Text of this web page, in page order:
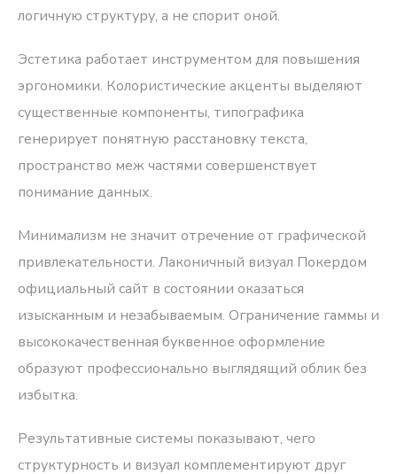
логичную структуру, а не спорит оной.
Эстетика работает инструментом для повышения
эргономики. Колористические акценты выделяют
существенные компоненты, типографика
генерирует понятную расстановку текста,
пространство меж частями совершенствует
понимание данных.
Минимализм не значит отречение от графической
привлекательности. Лаконичный визуал Покердом
официальный сайт в состоянии оказаться
изысканным и незабываемым. Ограничение гаммы и
высококачественная буквенное оформление
образуют профессионально выглядящий облик без
избытка.
Результативные системы показывают, чего
структурность и визуал комплементируют друг